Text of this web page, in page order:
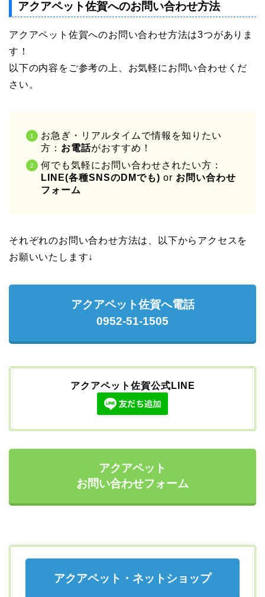
アクアペット佐賀へのお問い合わせ方法
アクアペット佐賀へのお問い合わせ方法は3つがありま
す！
以下の内容をご参考の上、お気軽にお問い合わせくだ
さい。
お急ぎ・リアルタイムで情報を知りたい
方： お電話がおすすめ！
何でも気軽にお問い合わせされたい方：
LINE(各種SNSのDMでも) or お問い合わせ
フォーム
それぞれのお問い合わせ方法は、以下からアクセスを
お願いいたします↓
アクアペット佐賀へ電話
0952-51-1505
アクアペット佐賀公式LINE
アクアペット
お問い合わせフォーム
アクアペット・ネットショップ